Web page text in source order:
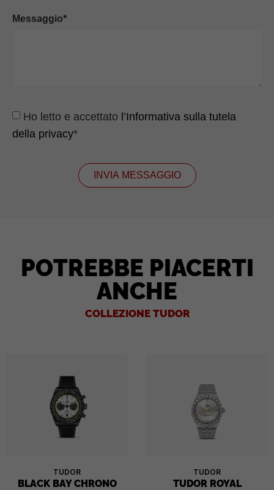
Messaggio*
Ho letto e accettato l’Informativa sulla tutela
della privacy*
INVIA MESSAGGIO
POTREBBE PIACERTI
ANCHE
COLLEZIONE TUDOR
TUDOR
BLACK BAY CHRONO
TUDOR
TUDOR ROYAL